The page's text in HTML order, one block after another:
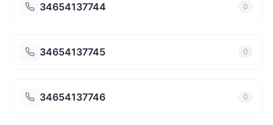
34654137744 0
34654137745 0
34654137746 0